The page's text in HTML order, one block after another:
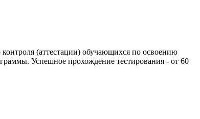
(аттестации) обучающихся по освоению
Успешное прохождение тестирования - от 60